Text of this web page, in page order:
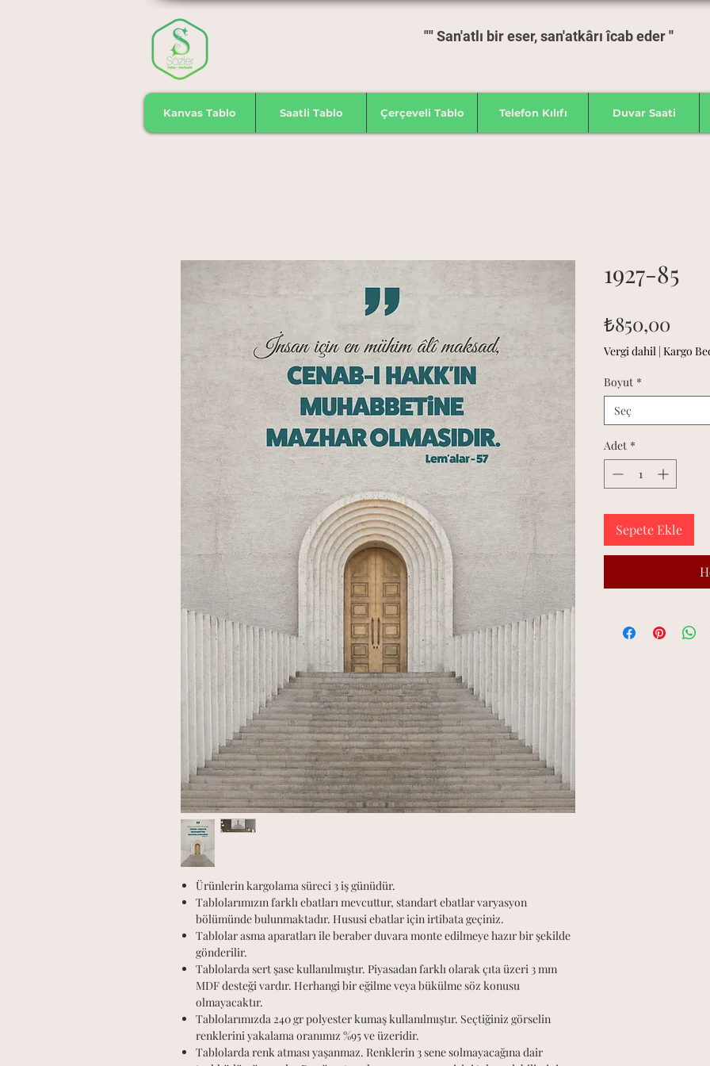
"" San'atlı bir eser, san'atkârı îcab eder ''
Kanvas Tablo Saatli Tablo Çerçeveli Tablo Telefon Kılıfı Duvar Saati
Ürünlerin kargolama süreci 3 iş günüdür.
Tablolarımızın farklı ebatları mevcuttur, standart ebatlar varyasyon
bölümünde bulunmaktadır. Hususi ebatlar için irtibata geçiniz.
Tablolar asma aparatları ile beraber duvara monte edilmeye hazır bir şekilde
gönderilir.
Tablolarda sert şase kullanılmıştır. Piyasadan farklı olarak çıta üzeri 3 mm
MDF desteği vardır. Herhangi bir eğilme veya bükülme söz konusu
olmayacaktır.
Tablolarımızda 240 gr polyester kumaş kullanılmıştır. Seçtiğiniz görselin
renklerini yakalama oranımız %95 ve üzeridir.
Tablolarda renk atması yaşanmaz. Renklerin 3 sene solmayacağına dair
1927-85
₺850,00
Vergi dahil | Kargo
Boyut *
Seç
Adet *
Sepete Ekle